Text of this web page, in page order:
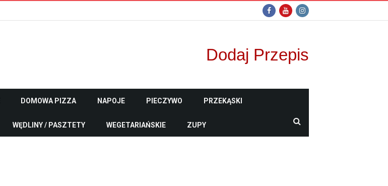
Dodaj Przepis
DOMOWA PIZZA NAPOJE PIECZYWO PRZEKĄSKI
WĘDLINY / PASZTETY WEGETARIAŃSKIE ZUPY